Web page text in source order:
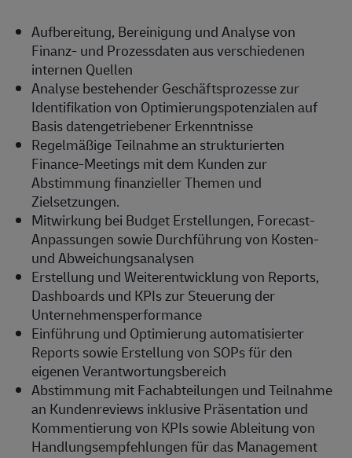
Aufbereitung, Bereinigung und Analyse von
Finanz- und Prozessdaten aus verschiedenen
internen Quellen
Analyse bestehender Geschäftsprozesse zur
Identifikation von Optimierungspotenzialen auf
Basis datengetriebener Erkenntnisse
Regelmäßige Teilnahme an strukturierten
Finance-Meetings mit dem Kunden zur
Abstimmung finanzieller Themen und
Zielsetzungen.
Mitwirkung bei Budget Erstellungen, Forecast-
Anpassungen sowie Durchführung von Kosten-
und Abweichungsanalysen
Erstellung und Weiterentwicklung von Reports,
Dashboards und KPIs zur Steuerung der
Unternehmensperformance
Einführung und Optimierung automatisierter
Reports sowie Erstellung von SOPs für den
eigenen Verantwortungsbereich
Abstimmung mit Fachabteilungen und Teilnahme
an Kundenreviews inklusive Präsentation und
Kommentierung von KPIs sowie Ableitung von
Handlungsempfehlungen für das Management